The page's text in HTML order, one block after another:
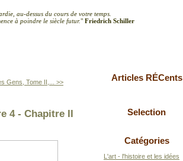
au-dessus du cours de votre temps.
à poindre le siècle futur." Friedrich Schiller
Gens, Tome II,... >>
4 - Chapitre II
Articles RÉCents
Selection
Catégories
L'art - l'histoire et les idées